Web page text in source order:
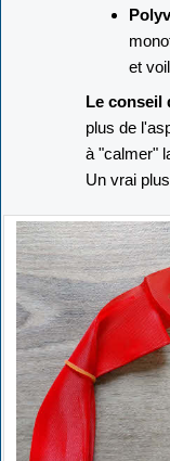
et
Le conseil
plus de
à "calmer"
Un vrai